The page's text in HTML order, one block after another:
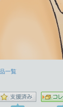
一覧